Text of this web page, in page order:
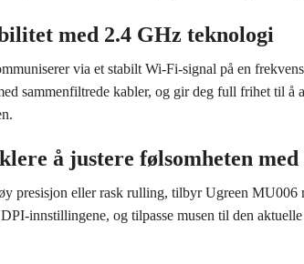
med 2.4 GHz teknologi
via et stabilt Wi-Fi-signal på en
sammenfiltrede kabler, og gir deg full frihet til
å justere følsomheten
presisjon eller rask rulling, tilbyr Ugreen MU006
innstillingene, og tilpasse musen til den